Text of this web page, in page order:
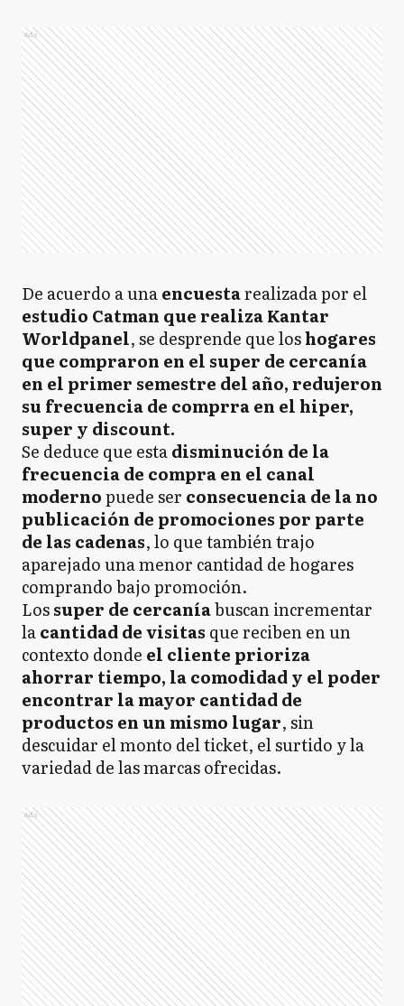
Ads
De acuerdo a unaencuestarealizada por el
estudio Catman que realiza Kantar
Worldpanel, se desprende que loshogares
que compraron en el super de cercanía
en el primer semestre del año, redujeron
su frecuencia de comprra en el hiper,
super y discount.
Se deduce que estadisminución de la
frecuencia de compra en el canal
modernopuede ser consecuencia de la no
publicación de promociones por parte
de las cadenas, lo que también trajo
aparejado una menor cantidad de hogares
comprando bajo promoción.
Lossuper de cercaníabuscan incrementar
lacantidad de visitas que reciben en un
contexto donde el cliente prioriza
ahorrar tiempo, la comodidad y el poder
encontrar la mayor cantidad de
productos en un mismo lugar, sin
descuidar el monto del ticket, el surtido y la
variedad de las marcas ofrecidas.
Ads